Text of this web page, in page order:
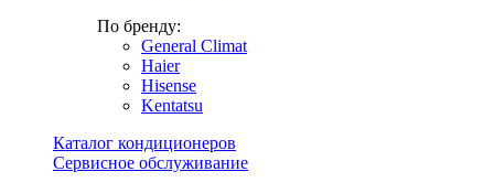
По бренду:
General Climat
Haier
Hisense
Kentatsu
Каталог кондиционеров
Сервисное обслуживание